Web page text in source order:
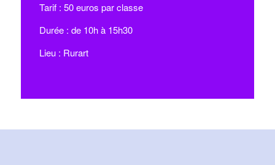
Tarif : 50 euros par classe
Durée : de 10h à 15h30
Lieu : Rurart